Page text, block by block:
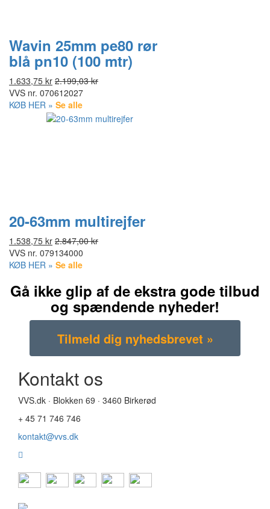
Wavin 25mm pe80 rør
blå pn10 (100 mtr)
1.633,75 kr 2.199,03 kr
VVS nr. 070612027
KØB HER » Se alle
20-63mm multirejfer
1.538,75 kr 2.847,00 kr
VVS nr. 079134000
KØB HER » Se alle
Gå ikke glip af de ekstra gode tilbud
og spændende nyheder!
Kontakt os
VVS.dk · Blokken 69 · 3460 Birkerød
+ 45 71 746 746
kontakt@vvs.dk